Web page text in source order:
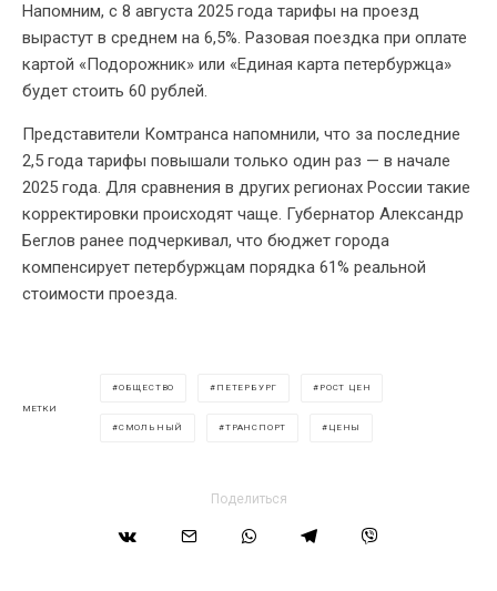
Напомним, с 8 августа 2025 года тарифы на проезд
вырастут в среднем на 6,5%. Разовая поездка при оплате
картой «Подорожник» или «Единая карта петербуржца»
будет стоить 60 рублей.
Представители Комтранса напомнили, что за последние
2,5 года тарифы повышали только один раз — в начале
2025 года. Для сравнения в других регионах России такие
корректировки происходят чаще. Губернатор Александр
Беглов ранее подчеркивал, что бюджет города
компенсирует петербуржцам порядка 61% реальной
стоимости проезда.
МЕТКИ
ОБЩЕСТВО ПЕТЕРБУРГ РОСТ ЦЕН
СМОЛЬНЫЙ ТРАНСПОРТ ЦЕНЫ
Поделиться